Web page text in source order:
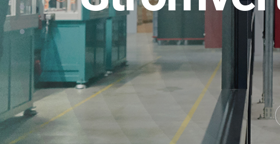
NEO CEE: Energieverteilung mit System. Robust im
effizient in der Installation, zukunftsfähig im Ausbau.